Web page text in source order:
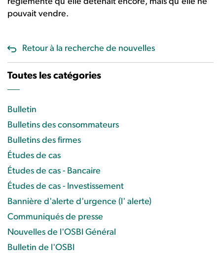
pouvait vendre.
Retour à la recherche de nouvelles
Toutes les catégories
Bulletin
Bulletins des consommateurs
Bulletins des firmes
Études de cas
Études de cas - Bancaire
Études de cas - Investissement
Bannière d'alerte d'urgence (l' alerte)
Communiqués de presse
Nouvelles de l'OSBI Général
Bulletin de l'OSBI